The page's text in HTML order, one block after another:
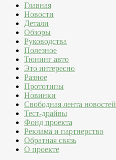
Главная
Новости
Детали
Обзоры
Руководства
Полезное
Тюнинг авто
Это интересно
Разное
Прототипы
Новинки
Свободная лента новостей
Тест-драйвы
Фонд проекта
Реклама и партнерство
Обратная связь
О проекте